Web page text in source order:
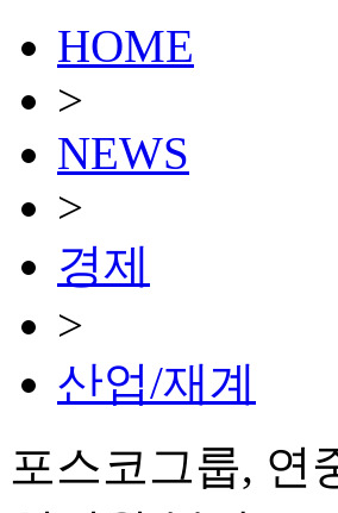
HOME
>
NEWS
>
경제
>
산업/재계
포스코그룹, 연